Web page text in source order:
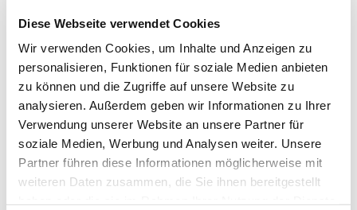
Diese Webseite verwendet Cookies
Wir verwenden Cookies, um Inhalte und Anzeigen zu
personalisieren, Funktionen für soziale Medien anbieten
zu können und die Zugriffe auf unsere Website zu
analysieren. Außerdem geben wir Informationen zu Ihrer
Verwendung unserer Website an unsere Partner für
soziale Medien, Werbung und Analysen weiter. Unsere
Partner führen diese Informationen möglicherweise mit
weiteren Daten zusammen, die Sie ihnen bereitgestellt